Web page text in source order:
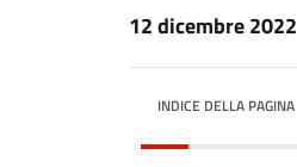
12 dicembre 2022
INDICE DELLA PAGINA